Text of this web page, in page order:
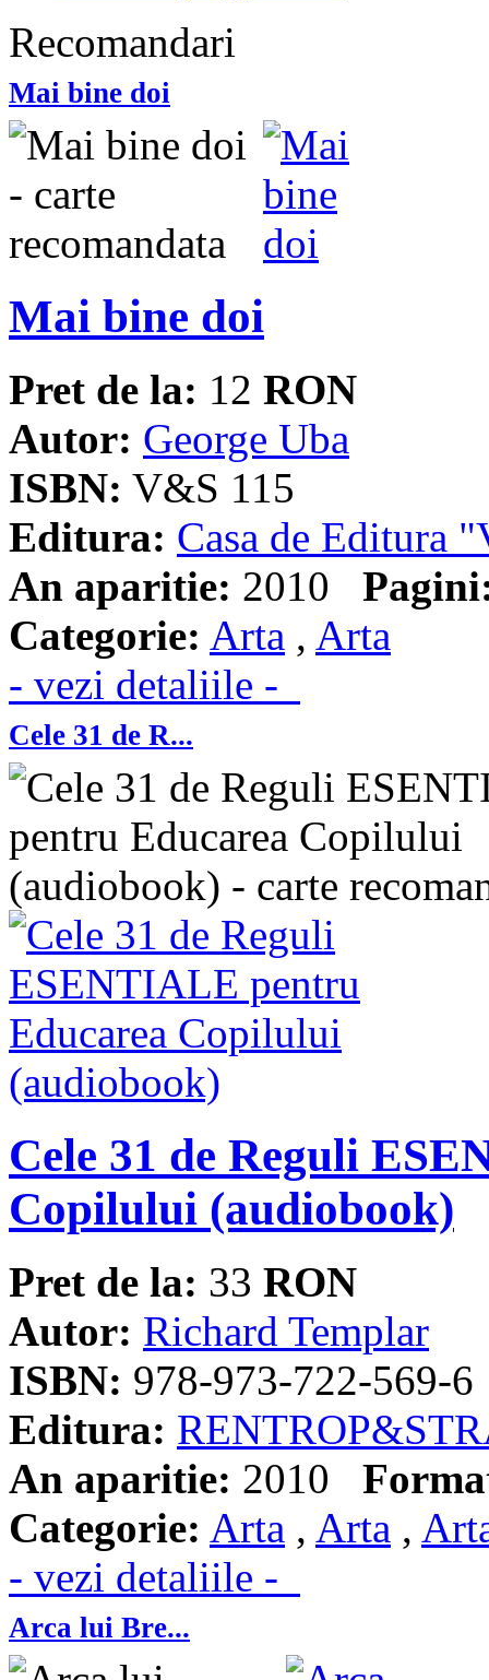
Recomandari
Mai bine doi
Mai bine doi
Pret de la: 12 RON
Autor: George Uba
ISBN: V&S 115
Editura: Casa de Editura
An aparitie: 2010
Categorie: Arta , Arta
- vezi detaliile -
Cele 31 de R...
Cele 31 de Reguli
Copilului (audiobook)
Pret de la: 33 RON
Autor: Richard Templar
ISBN: 978-973-722-569-6
Editura:
An aparitie: 2010
Categorie: Arta , Arta ,
- vezi detaliile -
Arca lui Bre...